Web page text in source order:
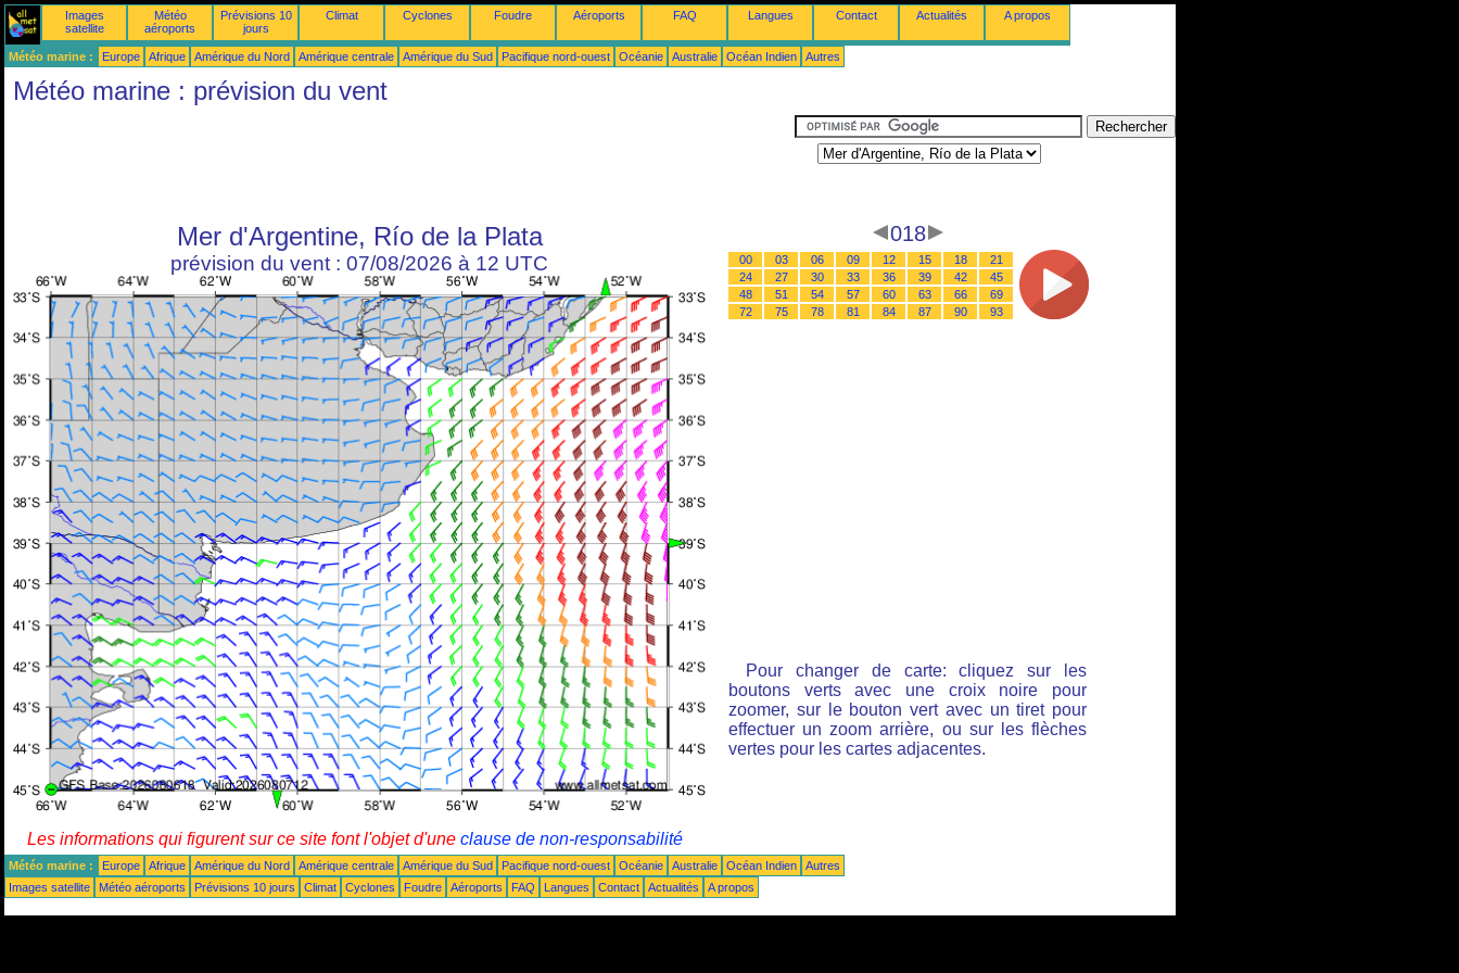
Images
satellite
Météo
aéroports
Prévisions 10
jours
Climat Cyclones Foudre Aéroports FAQ Langues Contact Actualités A propos
Météo marine : Europe Afrique Amérique du Nord Amérique centrale Amérique du Sud Pacifique nord-ouest Océanie Australie Océan Indien Autres
Météo marine : prévision du vent
Mer d'Argentine, Río de la Plata
prévision du vent : 07/08/2026 à 12 UTC
018
00 03 06 09 12 15 18
21
24
27 30 33 36 39 42
45
48
51 54 57 60 63 66
69
72
75 78 81 84 87 90 93
Pour changer de carte: cliquez sur les
boutons verts avec une croix noire pour
zoomer, sur le bouton vert avec un tiret pour
effectuer un zoom arrière, ou sur les flèches
vertes pour les cartes adjacentes.
Les informations qui figurent sur ce site font l'objet d'une clause de non-responsabilité
Météo marine : Europe Afrique Amérique du Nord Amérique centrale Amérique du Sud Pacifique nord-ouest Océanie Australie Océan Indien
Autres
Images satellite
Météo aéroports Prévisions 10 jours Climat Cyclones Foudre Aéroports FAQ Langues Contact Actualités A propos